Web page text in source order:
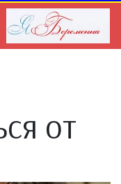
от